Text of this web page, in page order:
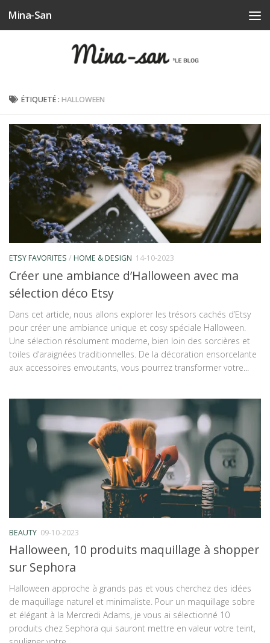
Skip to content
Mina-San
ÉTIQUETÉ :HALLOWEEN
ETSY FAVORITES / HOME & DESIGN 14-10-2023
Créer une ambiance d’Halloween avec ma
sélection déco Etsy
Dans cet article, nous allons explorer les trésors cachés d’Etsy
pour créer une ambiance unique et cosy spéciale Halloween.
Une sélection résolument moderne, bien loin des sorcières et
toiles d’araignées traditionnelles. De la décoration ensorcelante
aux accessoires envoutants, vous pourrez transformer votre...
BEAUTY 09-10-2023
Halloween, 10 produits maquillage à shopper
sur Sephora
Halloween approche à grands pas et vous cherchez des idées
de maquillage naturel et minimaliste. Pour un maquillage sobre
et élégant à la Mercredi Adams, je vous ai sélectionné 10
produits chez Sephora qui sauront mettre en valeur votre teint,